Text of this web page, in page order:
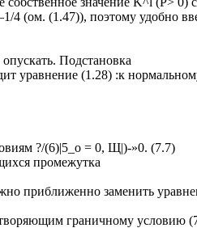
4 (ом. (1.47)), поэтому удобно
Подстановка
уравнение (1.28) :к
?/(6)|5_о = 0, Щ|)-»0. (7.7)
промежутка
приближенно заменить
граничному условию